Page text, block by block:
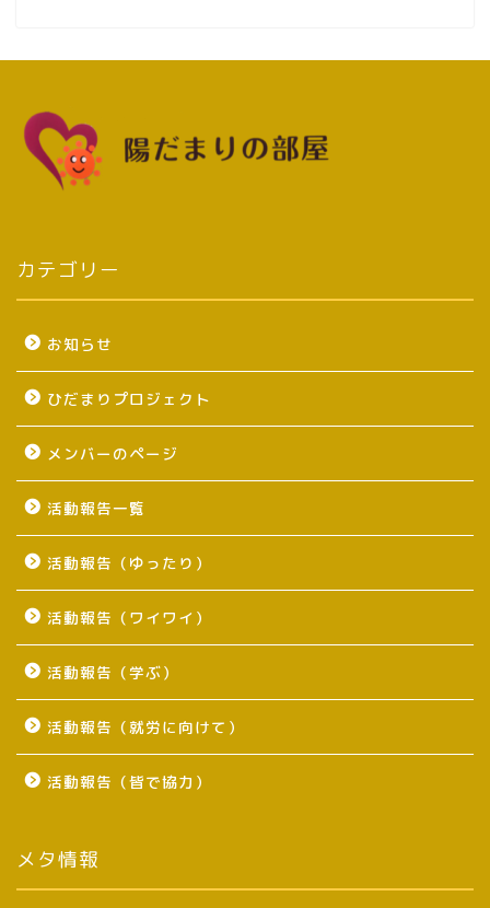
カテゴリー
お知らせ
ひだまりプロジェクト
メンバーのページ
活動報告一覧
活動報告（ゆったり）
活動報告（ワイワイ）
活動報告（学ぶ）
活動報告（就労に向けて）
活動報告（皆で協力）
メタ情報